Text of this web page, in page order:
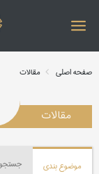
صفحه اصلی مقالات
مقالات
موضوع بندی